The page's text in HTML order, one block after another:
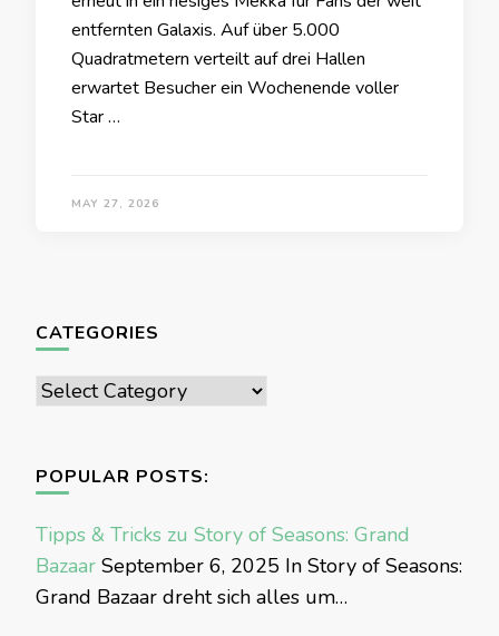
entfernten Galaxis. Auf über 5.000
Quadratmetern verteilt auf drei Hallen
erwartet Besucher ein Wochenende voller
Star …
MAY 27, 2026
CATEGORIES
Categories
POPULAR POSTS:
Tipps & Tricks zu Story of Seasons: Grand
Bazaar September 6, 2025 In Story of Seasons:
Grand Bazaar dreht sich alles um…